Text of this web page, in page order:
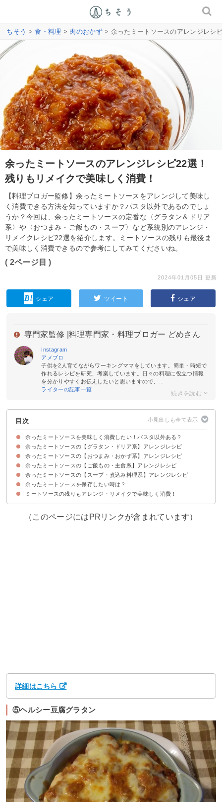
ちそう >食・料理 > 肉のおかず> 余ったミートソースのアレンジレシ
余ったミートソースのアレンジレシピ22選！
残りもリメイクで美味しく消費！
【料理ブロガー監修】余ったミートソースをアレンジして美味し
く消費できる方法を知っていますか？パスタ以外であるのでしょ
うか？今回は、余ったミートソースの定番な〈グラタン＆ドリア
系〉や〈おつまみ・ご飯もの・スープ〉など系統別のアレンジ・
リメイクレシピ22選を紹介します。ミートソースの残りも最後ま
で美味しく消費できるので参考にしてみてくださいね。
( 2ページ目 )
2024年01月05日 更新
シェア ツイート シェア
専門家監修 | 料理専門家・料理ブロガー どめさん
Instagram
アメブロ
子供を2人育てながらワーキングママをしています。簡単・時短で
作れるレシピを研究、考案しています。日々の料理に役立つ情報
を分かりやすくお伝えしたいと思いますので、...
ライターの記事一覧
目次
余ったミートソースを美味しく消費したい！パスタ以外ある？
余ったミートソースの【グラタン・ドリア系】アレンジレシピ
①ミートソースパスタグラタン
②なすのチーズ焼き
③ミートソースラザニア
④ミートソースでミラノ風ドリア
⑤ヘルシー豆腐グラタン
余ったミートソースの【おつまみ・おかず系】アレンジレシピ
①ミートソースでじゃがいもコロッケ
②ミートソースのポテト春巻き
③ミートソースの餃子ピザ
④トマト風味麻婆豆腐
⑤お弁当向けミートソースの卵焼き
⑥肉詰めピーマン
余ったミートソースの【ご飯もの・主食系】アレンジレシピ
①ミートソースでオムライス
②ミートソースでタコライス
③ミートソースのチーズリゾット
④キーマカレー
⑤ミートソースチーズトースト
⑥ミートソースとチーズのホットサンド
余ったミートソースの【スープ・煮込み料理系】アレンジレシピ
①簡単ミネストローネスープ
②ミートソースで煮込みハンバーグ
③ミートソースでチリコンカン
④スペアリブのミートソース煮込み
⑤キャベツのミートソース煮込み
余ったミートソースを保存したい時は？
ミートソースは冷凍保存がおすすめ
ミートソースの残りもアレンジ・リメイクで美味しく消費！
（このページにはPRリンクが含まれています）
詳細はこちら
⑤ヘルシー豆腐グラタン